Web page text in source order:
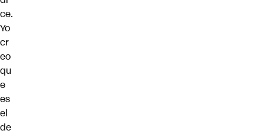
ce.
Yo
cr
eo
qu
e
es
el
de